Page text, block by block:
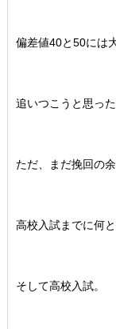
偏差値40と50には
追いつこうと思っ
ただ、まだ挽回の余
高校入試までに何
そして高校入試。